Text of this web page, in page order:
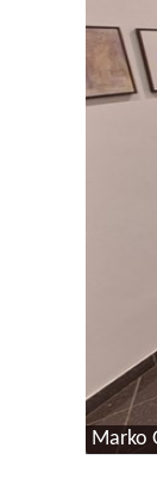
Marko